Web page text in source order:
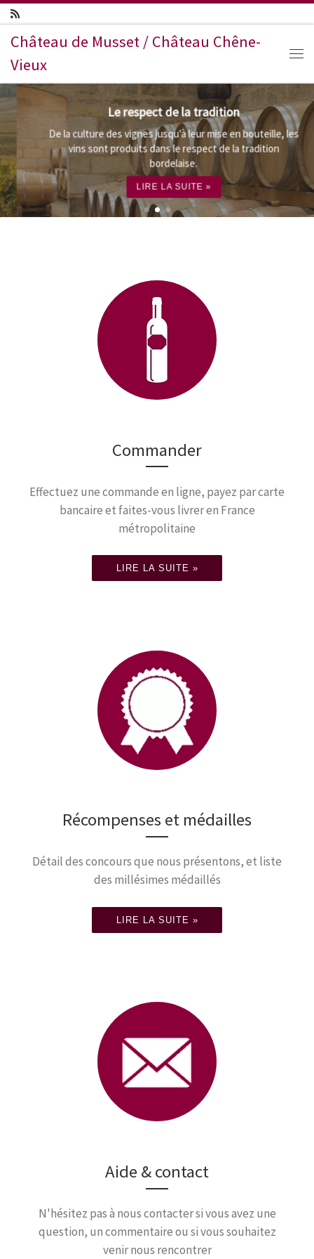
Passer au contenu
Château de Musset / Château Chêne-
Vieux
Le respect de la tradition
De la culture des vignes jusqu'à leur mise en bouteille, les
vins sont produits dans le respect de la tradition
bordelaise.
LIRE LA SUITE »
Commander
Effectuez une commande en ligne, payez par carte
bancaire et faites-vous livrer en France
métropolitaine
LIRE LA SUITE »
Récompenses et médailles
Détail des concours que nous présentons, et liste
des millésimes médaillés
LIRE LA SUITE »
Aide & contact
N'hésitez pas à nous contacter si vous avez une
question, un commentaire ou si vous souhaitez
venir nous rencontrer